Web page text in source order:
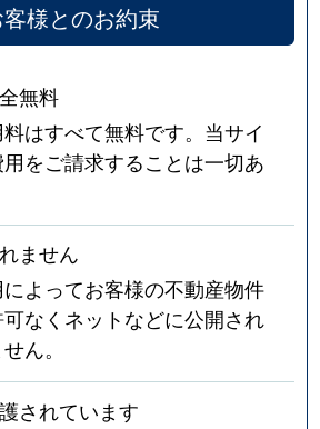
様とのお約束
無料
はすべて無料です。当サイ
用をご請求することは一切あ
ません
よってお客様の不動産物件
なくネットなどに公開され
ん。
されています